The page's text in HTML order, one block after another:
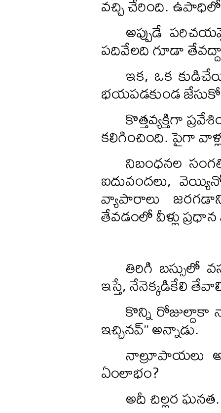
అప్పుడే
పదివేలది గూడా
ఇక, ఒక
భయపడకుండ
కొత్తవ్యక్తిగా
కలిగించింది. పైగా
నిబంధనల
ఐదువందలు,
వ్యాపారాలు
తేవడంలో వీళ్లు
తిరిగి బస్సులో
ఇస్తే, నేనెక్కడికేలి తేవాలి
కొన్ని రోజుల్దాకా
ఇచ్చినవ్‌’’ అన్నాడు.
నాల్రూపాయలు
ఏంలాభం?
అదీ చిల్లర ఘనత.